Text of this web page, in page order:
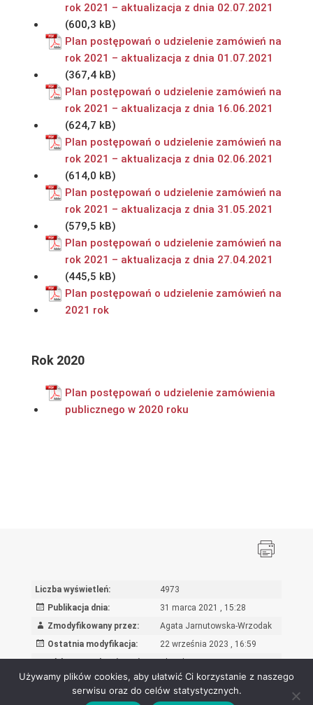
rok 2021 – aktualizacja z dnia 02.07.2021
Plan postępowań o udzielenie zamówień na
rok 2021 – aktualizacja z dnia 01.07.2021
Plan postępowań o udzielenie zamówień na
rok 2021 – aktualizacja z dnia 16.06.2021
Plan postępowań o udzielenie zamówień na
rok 2021 – aktualizacja z dnia 02.06.2021
Plan postępowań o udzielenie zamówień na
rok 2021 – aktualizacja z dnia 31.05.2021
Plan postępowań o udzielenie zamówień na
rok 2021 – aktualizacja z dnia 27.04.2021
Plan postępowań o udzielenie zamówień na
2021 rok
Rok 2020
Plan postępowań o udzielenie zamówienia
publicznego w 2020 roku
Liczba wyświetleń:
4973
Publikacja dnia:
31 marca 2021 , 15:28
Zmodyfikowany przez:
Agata Jarnutowska-Wrzodak
Ostatnia modyfikacja:
22 września 2023 , 16:59
Powód wprowadzenia zmian:
Aktualizacja
Używamy plików cookies, aby ułatwić Ci korzystanie z naszego
serwisu oraz do celów statystycznych.